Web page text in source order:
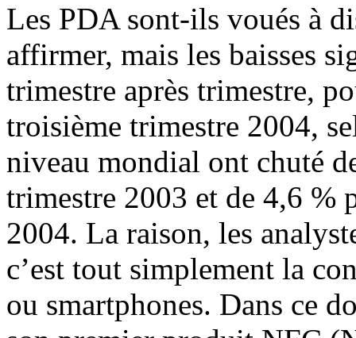
Les PDA sont-ils voués à
affirmer, mais les baisses
trimestre après trimestre,
troisième trimestre 2004,
niveau mondial ont chuté
trimestre 2003 et de 4,6 %
2004. La raison, les
c’est tout simplement la
ou smartphones. Dans ce